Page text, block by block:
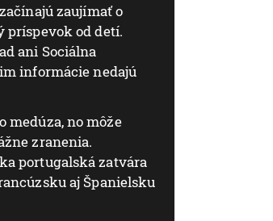
zaujímať o
príspevok od detí.
ani Sociálna
informácie nedajú
medúza, no môže
zranenia.
portugalská zatvára
aj Španielsku